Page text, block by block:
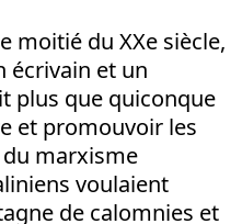
moitié du XXe siècle,
écrivain et un
plus que quiconque
et promouvoir les
marxisme
voulaient
de calomnies et